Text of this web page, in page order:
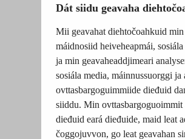
Dát siidu geavaha
Mii geavahat diehtočoahkuid
máidnosiid heiveheapmái,
ja min geavaheaddjimeari
sosiála media, máinnussuorggi
ovttasbargoguimmiide dieđuid
siiddu. Min ovttasbargoguoimmit
dieđuid eará dieđuide, maid leat
čoggojuvvon, go leat geavahan